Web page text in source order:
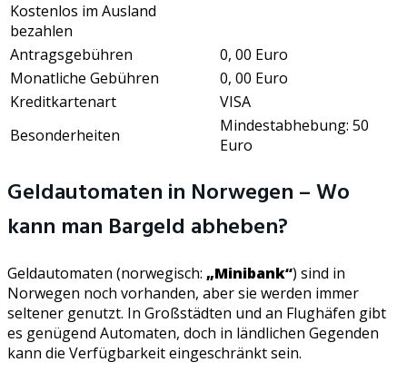
Kostenlos im Ausland
bezahlen
Antragsgebühren
0, 00 Euro
Monatliche Gebühren
0, 00 Euro
Kreditkartenart
VISA
Besonderheiten
Mindestabhebung: 50
Euro
Geldautomaten in Norwegen – Wo
kann man Bargeld abheben?
Geldautomaten (norwegisch: „Minibank“) sind in
Norwegen noch vorhanden, aber sie werden immer
seltener genutzt. In Großstädten und an Flughäfen gibt
es genügend Automaten, doch in ländlichen Gegenden
kann die Verfügbarkeit eingeschränkt sein.